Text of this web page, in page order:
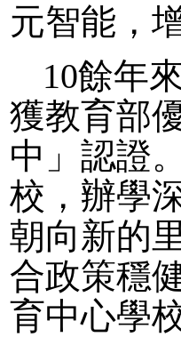
元智能，
10餘年
獲教育部
中」認證
校，辦學
朝向新的
合政策穩
育中心學